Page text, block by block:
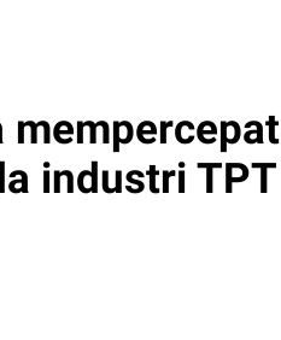
mempercepat
industri TPT